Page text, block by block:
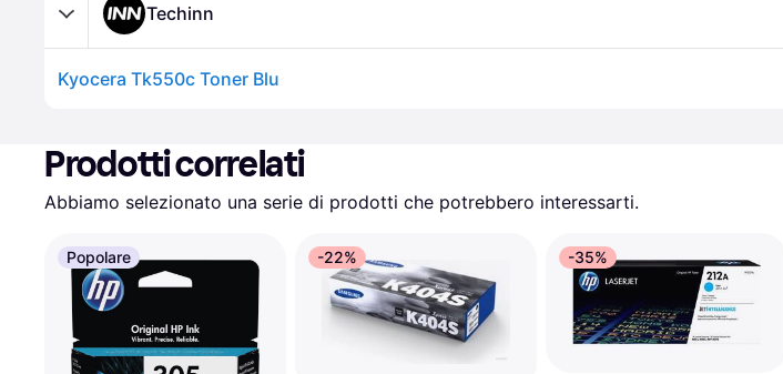
Techinn
Kyocera Tk550c Toner Blu
Prodotti correlati
Abbiamo selezionato una serie di prodotti che potrebbero interessarti.
Popolare -22% -35%